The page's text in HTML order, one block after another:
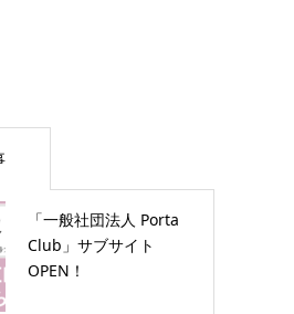
「一般社団法人 Porta
Club」サブサイト
OPEN！